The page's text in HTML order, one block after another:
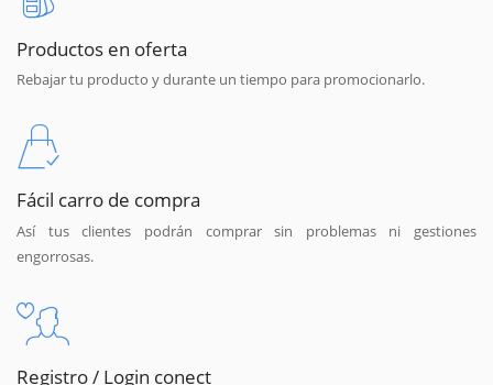
Productos en oferta
Rebajar tu producto y durante un tiempo para promocionarlo.
Fácil carro de compra
Así tus clientes podrán comprar sin problemas ni gestiones
engorrosas.
Registro / Login conect